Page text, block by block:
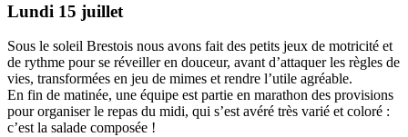
Lundi 15 juillet
Sous le soleil Brestois nous avons fait des petits jeux de motricité et
de rythme pour se réveiller en douceur, avant d’attaquer les règles de
vies, transformées en jeu de mimes et rendre l’utile agréable.
En fin de matinée, une équipe est partie en marathon des provisions
pour organiser le repas du midi, qui s’est avéré très varié et coloré :
c’est la salade composée !